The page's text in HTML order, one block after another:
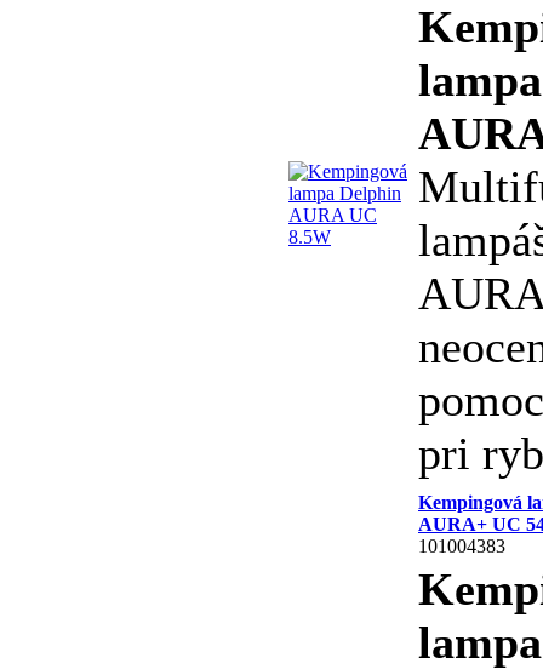
pri
Kempingová
AURA+ UC
101004383